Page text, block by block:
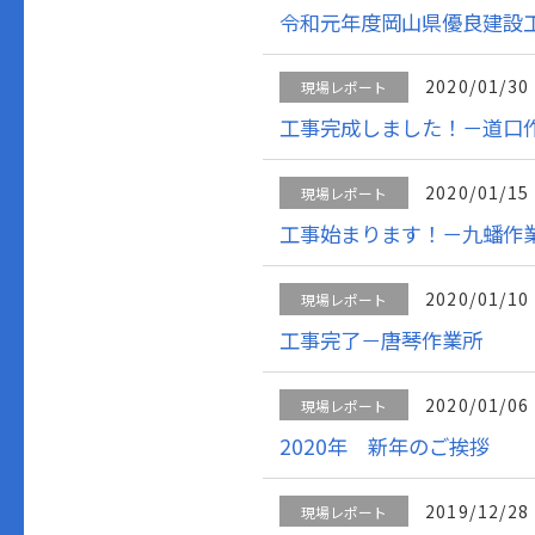
令和元年度岡山県優良建設
現場レポート 2020/01/30
工事完成しました！－道口
現場レポート 2020/01/15
工事始まります！－九蟠作
現場レポート 2020/01/10
工事完了－唐琴作業所
現場レポート 2020/01/06
2020年 新年のご挨拶
現場レポート 2019/12/28